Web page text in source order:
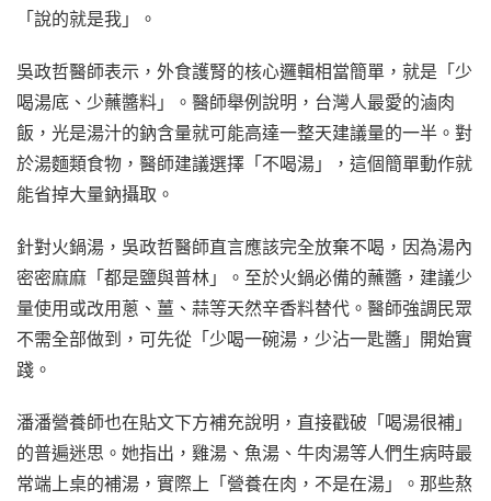
「說的就是我」。
吳政哲醫師表示，外食護腎的核心邏輯相當簡單，就是「少
喝湯底、少蘸醬料」。醫師舉例說明，台灣人最愛的滷肉
飯，光是湯汁的鈉含量就可能高達一整天建議量的一半。對
於湯麵類食物，醫師建議選擇「不喝湯」，這個簡單動作就
能省掉大量鈉攝取。
針對火鍋湯，吳政哲醫師直言應該完全放棄不喝，因為湯內
密密麻麻「都是鹽與普林」。至於火鍋必備的蘸醬，建議少
量使用或改用蔥、薑、蒜等天然辛香料替代。醫師強調民眾
不需全部做到，可先從「少喝一碗湯，少沾一匙醬」開始實
踐。
潘潘營養師也在貼文下方補充說明，直接戳破「喝湯很補」
的普遍迷思。她指出，雞湯、魚湯、牛肉湯等人們生病時最
常端上桌的補湯，實際上「營養在肉，不是在湯」。那些熬